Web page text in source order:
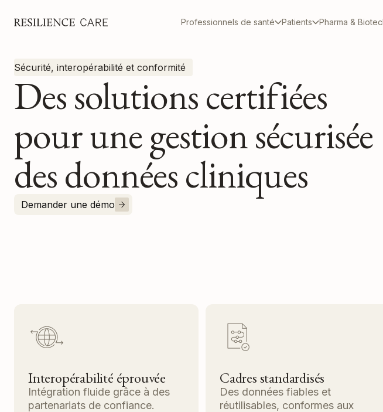
Professionnels de santé Patients Pharma &
Sécurité, interopérabilité et conformité
Des solutions certifiées
pour une gestion sécurisée
des données cliniques
Demander une démo
Interopérabilité éprouvée
Intégration fluide grâce à des
partenariats de confiance.
Cadres standardisés
Des données fiables et
réutilisables, conformes aux